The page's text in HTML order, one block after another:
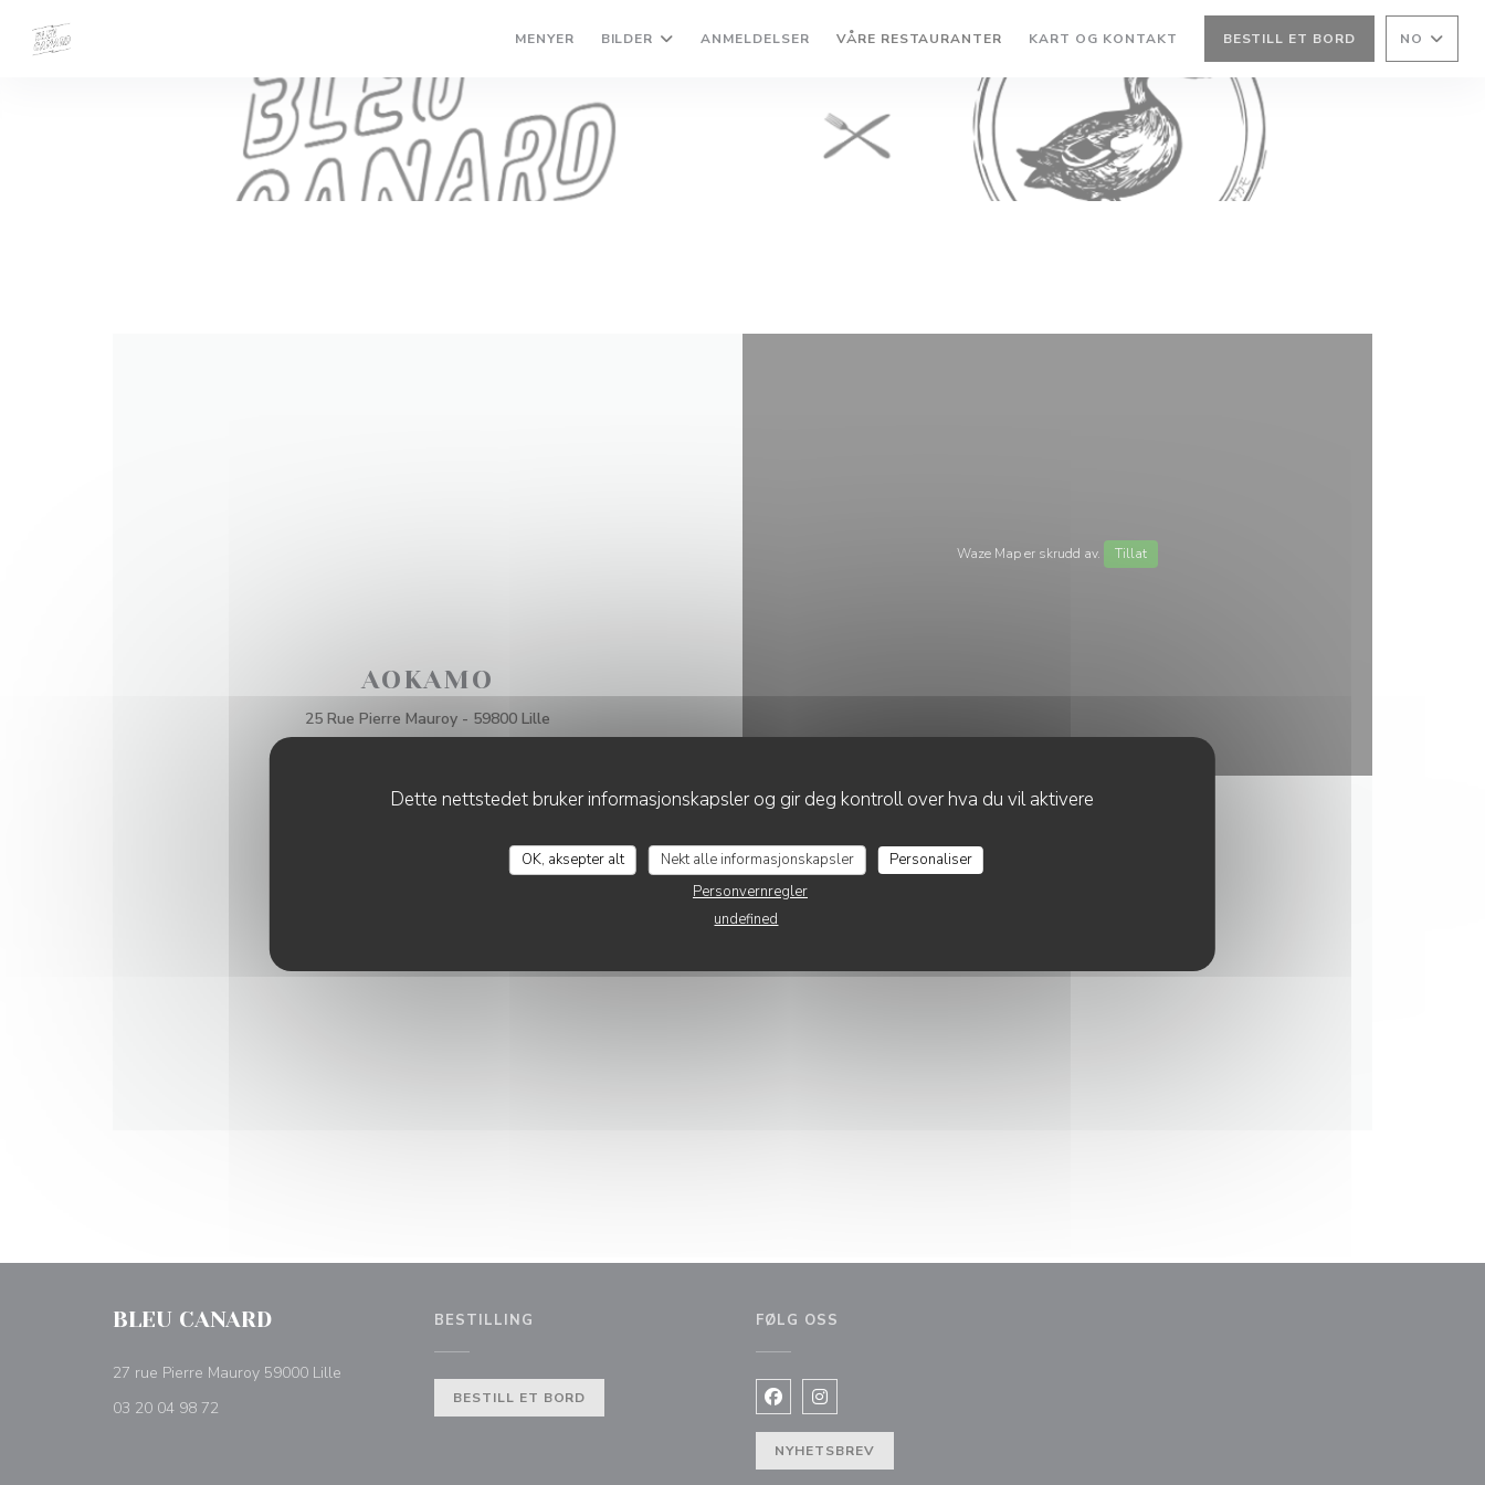
Dette nettstedet bruker informasjonskapsler og gir deg kontroll over hva du vil aktivere
OK, aksepter alt Nekt alle informasjonskapsler
Personaliser
Personvernregler
undefined
MENYER BILDER ANMELDELSER VÅRE RESTAURANTER KART OG KONTAKT BESTILL ET BORD NO
AOKAMO
25 Rue Pierre Mauroy - 59800 Lille
SE NETTSIDEN
Waze Map er skrudd av. Tillat
BLEU CANARD
27 rue Pierre Mauroy 59000 Lille
03 20 04 98 72
BESTILLING
BESTILL ET BORD
FØLG OSS
Facebook ((åpner i et nytt vindu))
Instagram ((åpner i et nytt vindu))
NYHETSBREV